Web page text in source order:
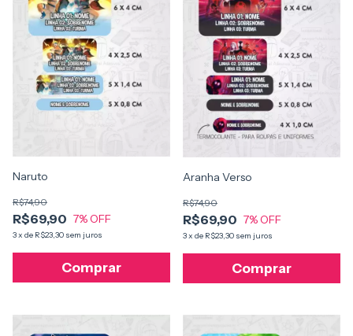
Naruto
R$69,90
R$74,90
7% OFF
3x de R$23,30 sem juros
Comprar
Aranha Verso
R$69,90
R$74,90
7% OFF
3x de R$23,30 sem juros
Comprar